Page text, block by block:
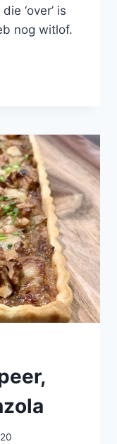
‘over’ is
nog witlof.